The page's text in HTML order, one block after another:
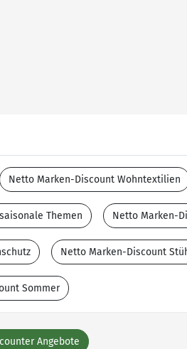
Netto Marken-Discount Wohntextilien
Themen Netto Marken-
Netto Marken-Discount
Sommer
Angebote